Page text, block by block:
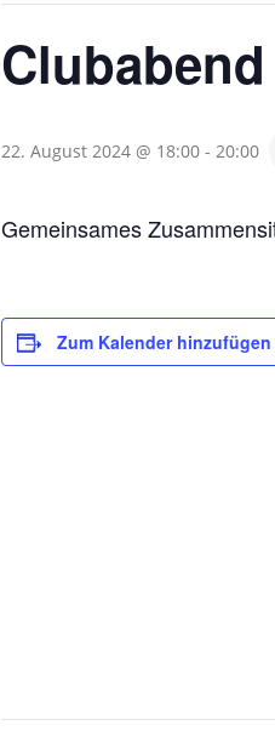
Clubabend
22. August 2024 @ 18:00 - 20:00
Gemeinsames
Zum Kalender hinzufügen